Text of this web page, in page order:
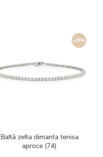
-20%
Baltā zelta dimanta tenisa
aproce (74)